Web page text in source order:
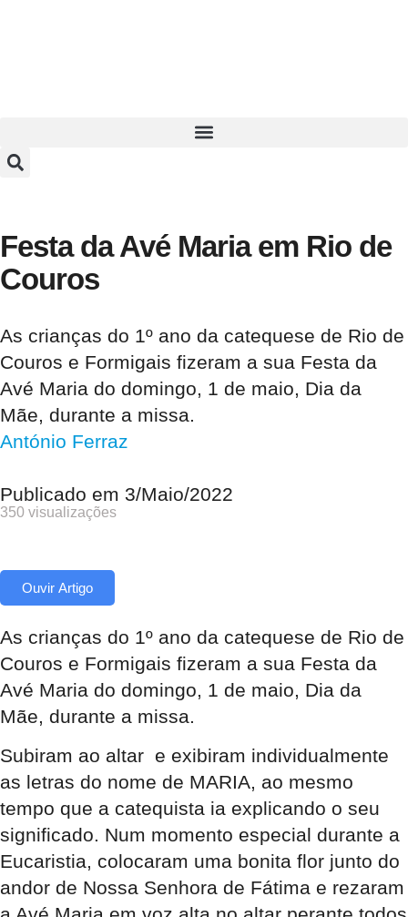
Festa da Avé Maria em Rio de
Couros
As crianças do 1º ano da catequese de Rio de
Couros e Formigais fizeram a sua Festa da
Avé Maria do domingo, 1 de maio, Dia da
Mãe, durante a missa.
António Ferraz
Publicado em 3/Maio/2022
350 visualizações
Ouvir Artigo
As crianças do 1º ano da catequese de Rio de
Couros e Formigais fizeram a sua Festa da
Avé Maria do domingo, 1 de maio, Dia da
Mãe, durante a missa.
Subiram ao altar e exibiram individualmente
as letras do nome de MARIA, ao mesmo
tempo que a catequista ia explicando o seu
significado. Num momento especial durante a
Eucaristia, colocaram uma bonita flor junto do
andor de Nossa Senhora de Fátima e rezaram